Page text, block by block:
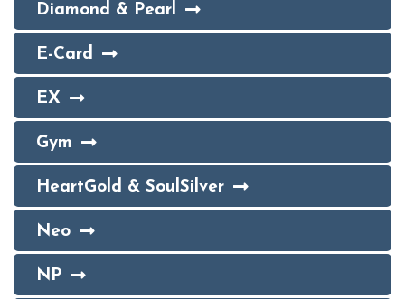
Diamond & Pearl
E-Card
EX
Gym
HeartGold & SoulSilver
Neo
NP